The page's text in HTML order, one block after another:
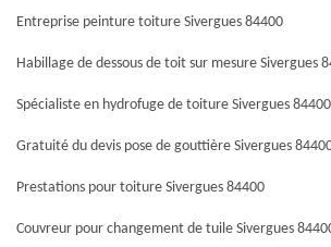
Entreprise peinture toiture Sivergues 84400
Habillage de dessous de toit sur mesure Sivergues
Spécialiste en hydrofuge de toiture Sivergues 84400
Gratuité du devis pose de gouttière Sivergues
Prestations pour toiture Sivergues 84400
Couvreur pour changement de tuile Sivergues